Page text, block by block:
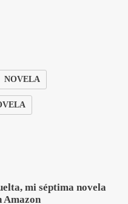
NOVELA
mi séptima novela
Amazon